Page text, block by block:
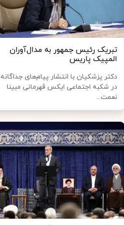
تبریک رئیس جمهور به مدال‌آوران
المپیک پاریس
دکتر پزشکیان با انتشار پیام‌های جداگانه
در شکبه اجتماعی ایکس قهرمانی مبینا
نعمت...